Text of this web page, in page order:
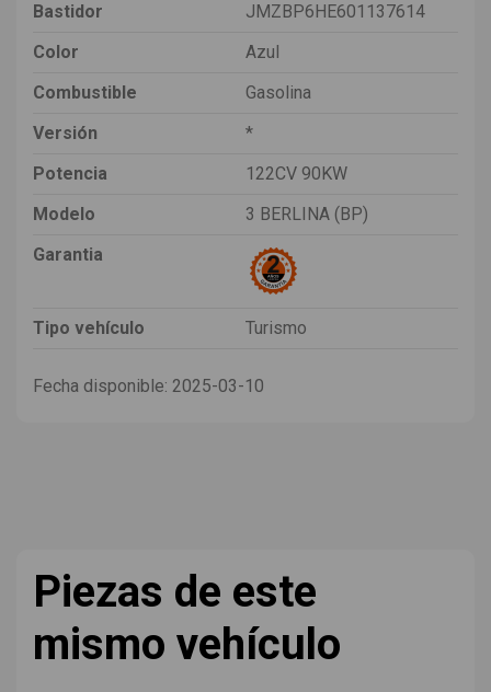
Bastidor
JMZBP6HE601137614
Color
Azul
Combustible
Gasolina
Versión
*
Potencia
122CV 90KW
Modelo
3 BERLINA (BP)
Garantia
Tipo vehículo Turismo
Fecha disponible: 2025-03-10
Piezas de este
mismo vehículo